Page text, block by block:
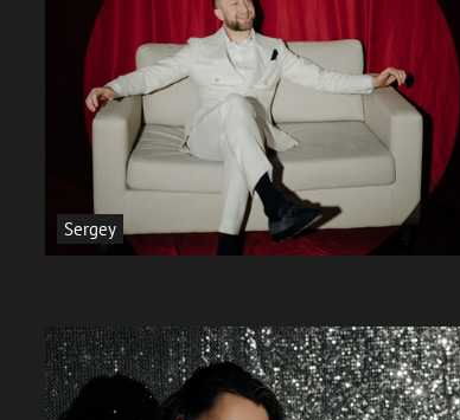
Sergey